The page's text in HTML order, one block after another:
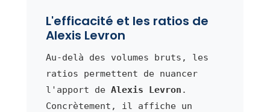
L'efficacité et les ratios de
Alexis Levron
Au-delà des volumes bruts, les
ratios permettent de nuancer
l'apport de Alexis Levron .
Concrètement, il affiche un